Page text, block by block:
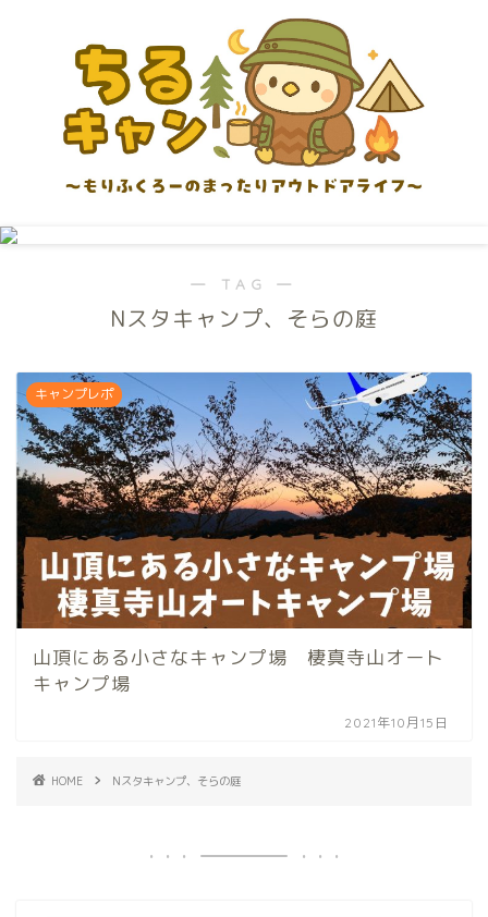
― TAG ―
Nスタキャンプ、そらの庭
キャンプレポ
山頂にある小さなキャンプ場 棲真寺山オート
キャンプ場
2021年10月15日
HOME Nスタキャンプ、そらの庭